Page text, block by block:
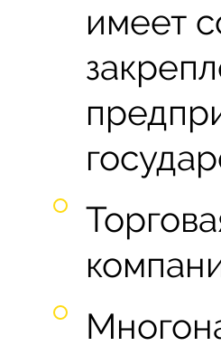
имеет